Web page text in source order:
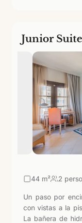
Junior Suite
44 m² 2
Un paso por
con vistas a la
La bañera de